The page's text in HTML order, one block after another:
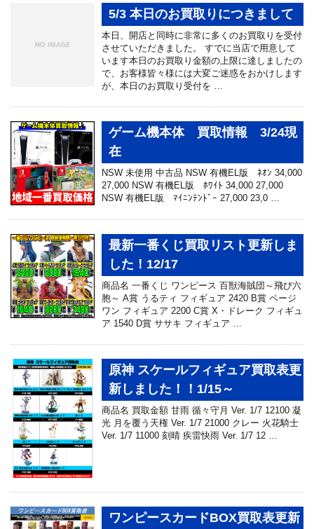
5/3 本日のお買取りにつきまして
本日、開店と同時に非常に多くのお買取りを受付
させていただきました。 すでに当店で用意して
います本日のお買取り金額の上限に達しましたの
で、お客様皆々様には大変ご迷惑をおかけします
が、本日のお買取り受付を …
ゲーム機本体 買取情報 3/24現
在
NSW 未使用 中古品 NSW 有機EL版 ﾈｵﾝ 34,000
27,000 NSW 有機EL版 ﾎﾜｲﾄ 34,000 27,000
NSW 有機EL版 ﾏｲﾆﾝﾃﾝﾄﾞｰ 27,000 23,0 …
最新一番くじ買取リスト更新しま
した！12/17
商品名 一番くじ ワンピース 百獣海賊団～飛び六
胞～ A賞 うるティ フィギュア 2420 B賞 ページ
ワン フィギュア 2200 C賞 X・ドレーク フィギュ
ア 1540 D賞 ササキ フィギュア …
原神 スケールフィギュア買取表更
新しました！！1/15～
商品名 買取金額 甘雨 循々守月 Ver. 1/7 12100 凝
光 月を覆う天権 Ver. 1/7 21000 クレー 火花騎士
Ver. 1/7 11000 刻晴 疾雷快雨 Ver. 1/7 12 …
ワンピースカードBOX買取表更新